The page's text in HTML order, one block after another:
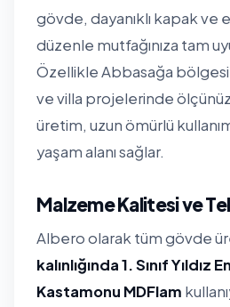
gövde, dayanıklı kapak ve
düzenle mutfağınıza tam
Özellikle Abbasağa
ve villa projelerinde
üretim, uzun ömürlü
yaşam alanı sağlar.
Malzeme Kalitesi ve
Albero olarak tüm gövde
kalınlığında 1. Sınıf
Kastamonu MDFlam